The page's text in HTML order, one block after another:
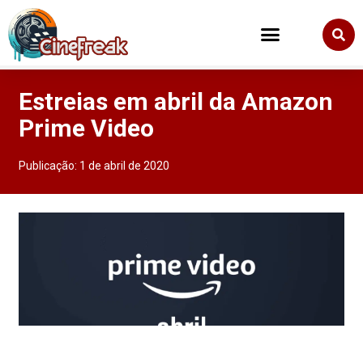
Estreias em abril da Amazon
Prime Video
Publicação: 1 de abril de 2020